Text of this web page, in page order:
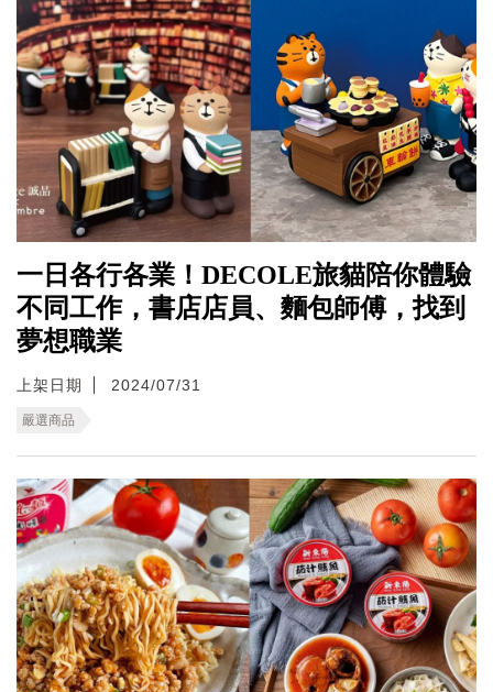
一日各行各業！DECOLE旅貓陪你體驗
不同工作，書店店員、麵包師傅，找到
夢想職業
上架日期 2024/07/31
嚴選商品